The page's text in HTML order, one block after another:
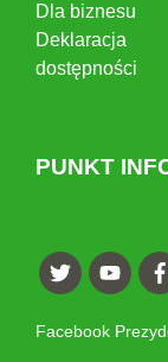
Dla biznesu
Deklaracja
dostępności
PUNKT
Facebook